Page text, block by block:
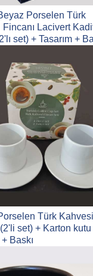
Porselen Türk
Fincanı Lacivert
set) + Tasarım +
Türk Kahvesi
set) + Karton kutu
Baskı